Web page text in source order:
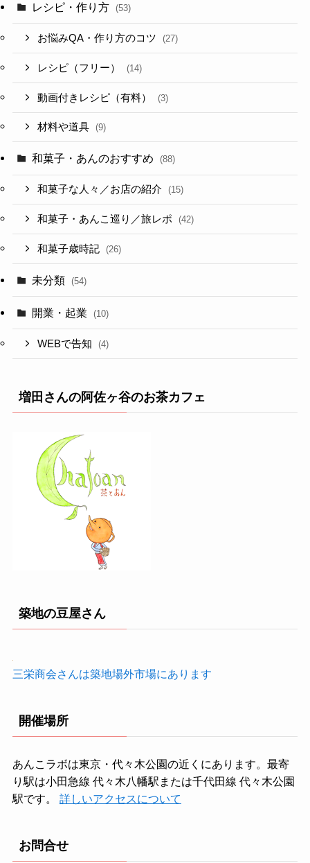
レシピ・作り方 (53)
お悩みQA・作り方のコツ (27)
レシピ（フリー） (14)
動画付きレシピ（有料） (3)
材料や道具 (9)
和菓子・あんのおすすめ (88)
和菓子な人々／お店の紹介 (15)
和菓子・あんこ巡り／旅レポ (42)
和菓子歳時記 (26)
未分類 (54)
開業・起業 (10)
WEBで告知 (4)
増田さんの阿佐ヶ谷のお茶カフェ
築地の豆屋さん
三栄商会さんは築地場外市場にあります
開催場所
あんこラボは東京・代々木公園の近くにあります。最寄
り駅は小田急線 代々木八幡駅または千代田線 代々木公園
駅です。 詳しいアクセスについて
お問合せ